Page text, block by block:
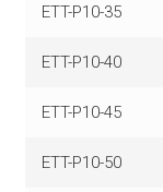
ETT-P10-35
ETT-P10-40
ETT-P10-45
ETT-P10-50